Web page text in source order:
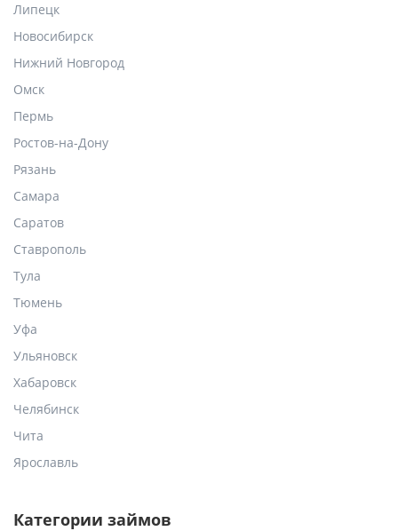
Липецк
Новосибирск
Нижний Новгород
Омск
Пермь
Ростов-на-Дону
Рязань
Самара
Саратов
Ставрополь
Тула
Тюмень
Уфа
Ульяновск
Хабаровск
Челябинск
Чита
Ярославль
Категории займов